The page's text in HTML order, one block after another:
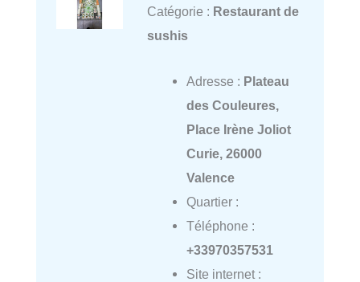
Catégorie : Restaurant de
sushis
Adresse : Plateau
des Couleures,
Place Irène Joliot
Curie, 26000
Valence
Quartier :
Téléphone :
+33970357531
Site internet :